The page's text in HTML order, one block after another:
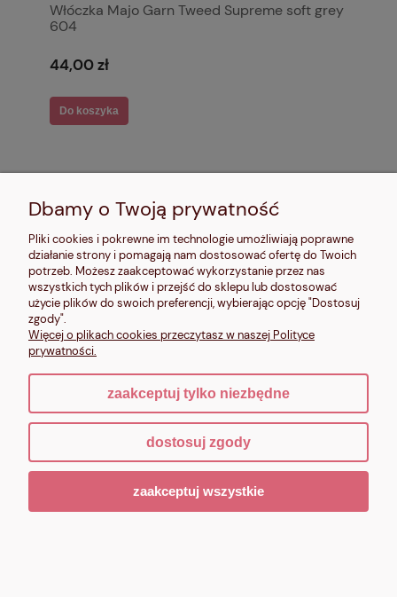
Włóczka Majo Garn Tweed Supreme soft grey
604
44,00 zł
Do koszyka
Włóczka Majo Garn Tweed Supreme tan 114
Dbamy o Twoją prywatność
Pliki cookies i pokrewne im technologie umożliwiają poprawne
działanie strony i pomagają nam dostosować ofertę do Twoich
potrzeb. Możesz zaakceptować wykorzystanie przez nas
wszystkich tych plików i przejść do sklepu lub dostosować
użycie plików do swoich preferencji, wybierając opcję "Dostosuj
zgody".
Więcej o plikach cookies przeczytasz w naszej Polityce
prywatności.
zaakceptuj tylko niezbędne
dostosuj zgody
zaakceptuj wszystkie